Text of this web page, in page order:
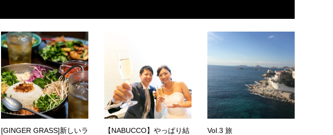
[GINGER GRASS]新しいラ
【NABUCCO】やっぱり結
Vol.3 旅